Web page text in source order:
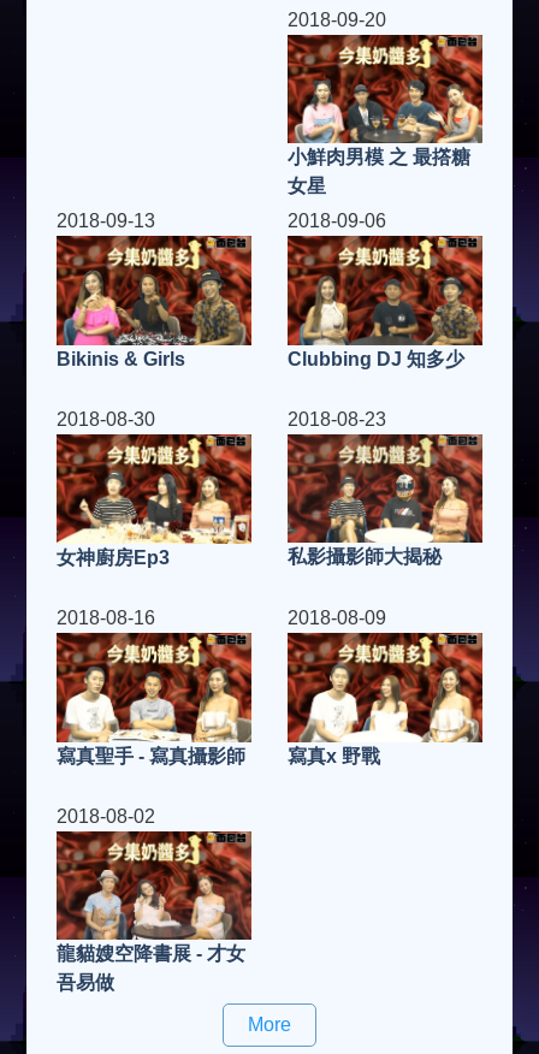
2018-09-20
小鮮肉男模 之 最撘糖
女星
2018-09-13
Bikinis & Girls
2018-09-06
Clubbing DJ 知多少
2018-08-30
女神廚房Ep3
2018-08-23
私影攝影師大揭秘
2018-08-16
寫真聖手 - 寫真攝影師
2018-08-09
寫真x 野戰
2018-08-02
龍貓嫂空降書展 - 才女
吾易做
More